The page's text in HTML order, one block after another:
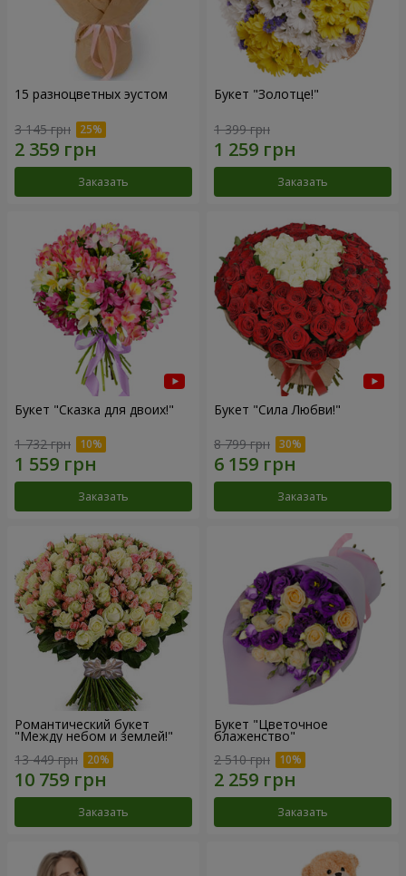
15 разноцветных эустом
3 145 грн
Заказать
Букет "Золотце!"
1 399 грн
Заказать
Букет "Сказка для двоих!"
1 732 грн
Заказать
Букет "Сила Любви!"
8 799 грн
Заказать
Романтический букет
"Между небом и землей!"
13 449 грн
Заказать
Букет "Цветочное
блаженство"
2 510 грн
Заказать